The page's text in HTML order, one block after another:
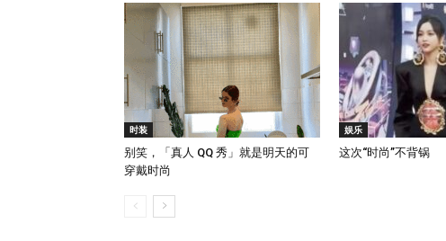
时装
别笑，「真人 QQ 秀」就是明天的可
穿戴时尚
娱乐
这次“时尚”不背锅